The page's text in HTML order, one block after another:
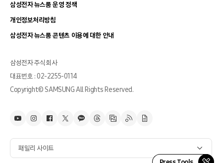
삼성전자 뉴스룸 운영 정책
개인정보처리방침
삼성전자 뉴스룸 콘텐츠 이용에 대한 안내
삼성전자 주식회사
대표번호 : 02-2255-0114
Copyright© SAMSUNG All Rights Reserved.
패밀리 사이트